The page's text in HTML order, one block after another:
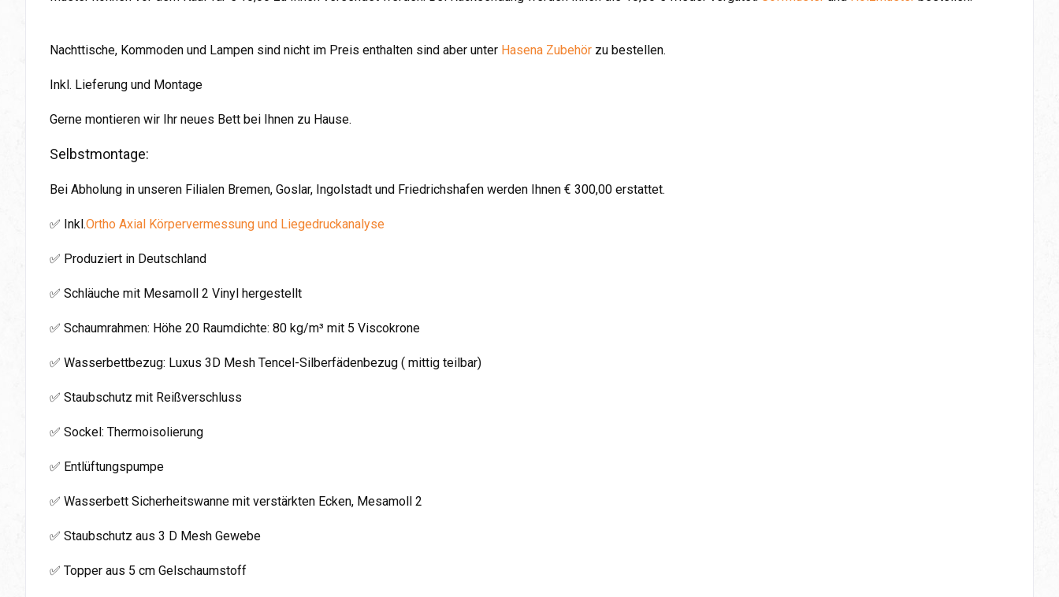
Nachttische, Kommoden und Lampen sind nicht im Preis enthalten sind aber unter Hasena Zubehör zu bestellen.
Inkl. Lieferung und Montage
Gerne montieren wir Ihr neues Bett bei Ihnen zu Hause.
Selbstmontage:
Bei Abholung in unseren Filialen Bremen, Goslar, Ingolstadt und Friedrichshafen werden Ihnen € 300,00 erstattet.
✅ Inkl.Ortho Axial Körpervermessung und Liegedruckanalyse
✅ Produziert in Deutschland
✅ Schläuche mit Mesamoll 2 Vinyl hergestellt
✅ Schaumrahmen: Höhe 20 Raumdichte: 80 kg/m³ mit 5 Viscokrone
✅ Wasserbettbezug: Luxus 3D Mesh Tencel-Silberfädenbezug ( mittig teilbar)
✅ Staubschutz mit Reißverschluss
✅ Sockel: Thermoisolierung
✅ Entlüftungspumpe
✅ Wasserbett Sicherheitswanne mit verstärkten Ecken, Mesamoll 2
✅ Staubschutz aus 3 D Mesh Gewebe
✅ Topper aus 5 cm Gelschaumstoff